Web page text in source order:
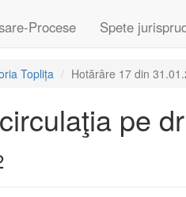
Procese Spete
Toplița Hotărâre 17 din
pe